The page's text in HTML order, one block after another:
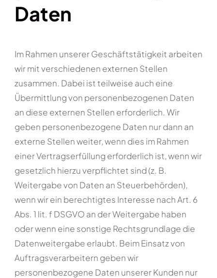
Daten
Im Rahmen unserer Geschäftstätigkeit arbeiten
wir mit verschiedenen externen Stellen
zusammen. Dabei ist teilweise auch eine
Übermittlung von personenbezogenen Daten
an diese externen Stellen erforderlich. Wir
geben personenbezogene Daten nur dann an
externe Stellen weiter, wenn dies im Rahmen
einer Vertragserfüllung erforderlich ist, wenn wir
gesetzlich hierzu verpflichtet sind (z. B.
Weitergabe von Daten an Steuerbehörden),
wenn wir ein berechtigtes Interesse nach Art. 6
Abs. 1 lit. f DSGVO an der Weitergabe haben
oder wenn eine sonstige Rechtsgrundlage die
Datenweitergabe erlaubt. Beim Einsatz von
Auftragsverarbeitern geben wir
personenbezogene Daten unserer Kunden nur